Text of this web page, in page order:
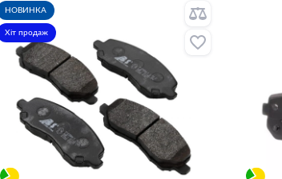
НОВИНКА
Хіт продаж